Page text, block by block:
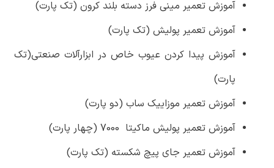
آموزش تعمیر مینی فرز دسته بلند کرون (تک پارت)
آموزش تعمیر پولیش (تک پارت)
آموزش پیدا کردن عیوب خاص در ابزارآلات صنعتی(تک
پارت)
آموزش تعمیر موزاییک ساب (دو پارت)
آموزش تعمیر پولیش ماکیتا 7000 (چهار پارت)
آموزش تعمیر جای پیچ شکسته (تک پارت)